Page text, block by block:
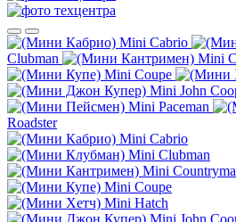
Mini Cabrio
Clubman
Mini
Mini Coupe
Mini John
Mini Paceman
Roadster
Mini Cabrio
Mini Clubman
Mini
Mini Coupe
Mini Hatch
Mini John